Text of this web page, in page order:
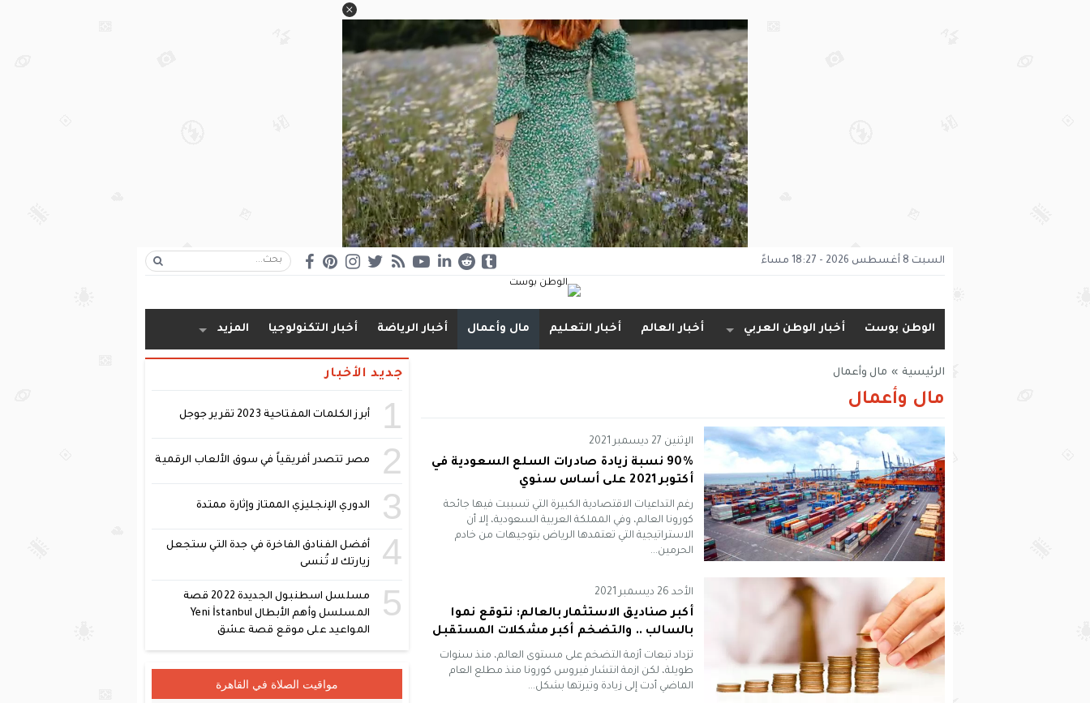
السبت 8 أغسطس 2026 - 18:27 مساءً
الوطن بوست أخبار الوطن العربي أخبار العالم أخبار التعليم مال وأعمال أخبار الرياضة أخبار التكنولوجيا المزيد
الرئيسية » مال وأعمال
مال وأعمال
الإثنين 27 ديسمبر 2021
90% نسبة زيادة صادرات السلع السعودية في
أكتوبر 2021 على أساس سنوي
رغم التداعيات الاقتصادية الكبيرة التي تسببت فيها جائحة
كورونا العالم، وفي المملكة العربية السعودية، إلا أن
الاستراتيجية التي تعتمدها الرياض بتوجيهات من خادم
الحرمين...
الأحد 26 ديسمبر 2021
أكبر صناديق الاستثمار بالعالم: نتوقع نموا
بالسالب .. والتضخم أكبر مشكلات المستقبل
تزداد تبعات أزمة التضخم على مستوى العالم، منذ سنوات
طويلة، لكن ازمة انتشار فيروس كورونا منذ مطلع العام
الماضي أدت إلى زيادة وتيرتها بشكل...
جديد الأخبار
1 أبرز الكلمات المفتاحية 2023 تقرير جوجل
2 مصر تتصدر أفريقياً في سوق الألعاب الرقمية
3 الدوري الإنجليزي الممتاز وإثارة ممتدة
4
أفضل الفنادق الفاخرة في جدة التي ستجعل
زيارتك لا تُنسى
5
مسلسل اسطنبول الجديدة 2022 قصة
المسلسل وأهم الأبطال Yeni İstanbul
المواعيد على موقع قصة عشق